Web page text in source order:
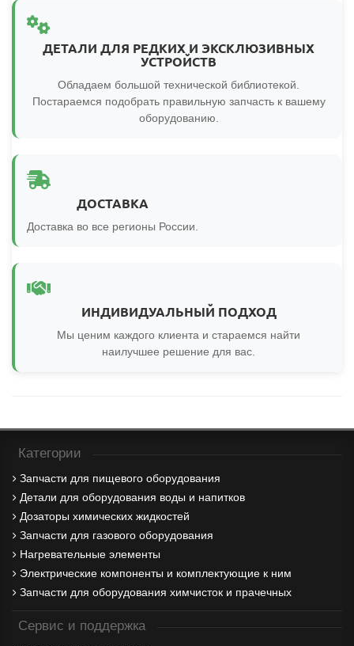
ДЕТАЛИ ДЛЯ РЕДКИХ И ЭКСКЛЮЗИВНЫХ
УСТРОЙСТВ
Обладаем большой технической библиотекой.
Постараемся подобрать правильную запчасть к вашему
оборудованию.
ДОСТАВКА
Доставка во все регионы России.
ИНДИВИДУАЛЬНЫЙ ПОДХОД
Мы ценим каждого клиента и стараемся найти
наилучшее решение для вас.
Категории
Запчасти для пищевого оборудования
Детали для оборудования воды и напитков
Дозаторы химических жидкостей
Запчасти для газового оборудования
Нагревательные элементы
Электрические компоненты и комплектующие к ним
Запчасти для оборудования химчисток и прачечных
Сервис и поддержка